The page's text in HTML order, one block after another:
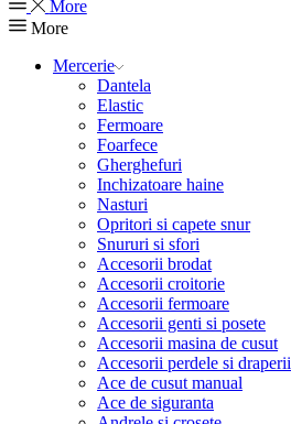
More
More
Mercerie
Dantela
Elastic
Fermoare
Foarfece
Gherghefuri
Inchizatoare haine
Nasturi
Opritori si capete snur
Snururi si sfori
Accesorii brodat
Accesorii croitorie
Accesorii fermoare
Accesorii genti si posete
Accesorii masina de cusut
Accesorii perdele si draperii
Ace de cusut manual
Ace de siguranta